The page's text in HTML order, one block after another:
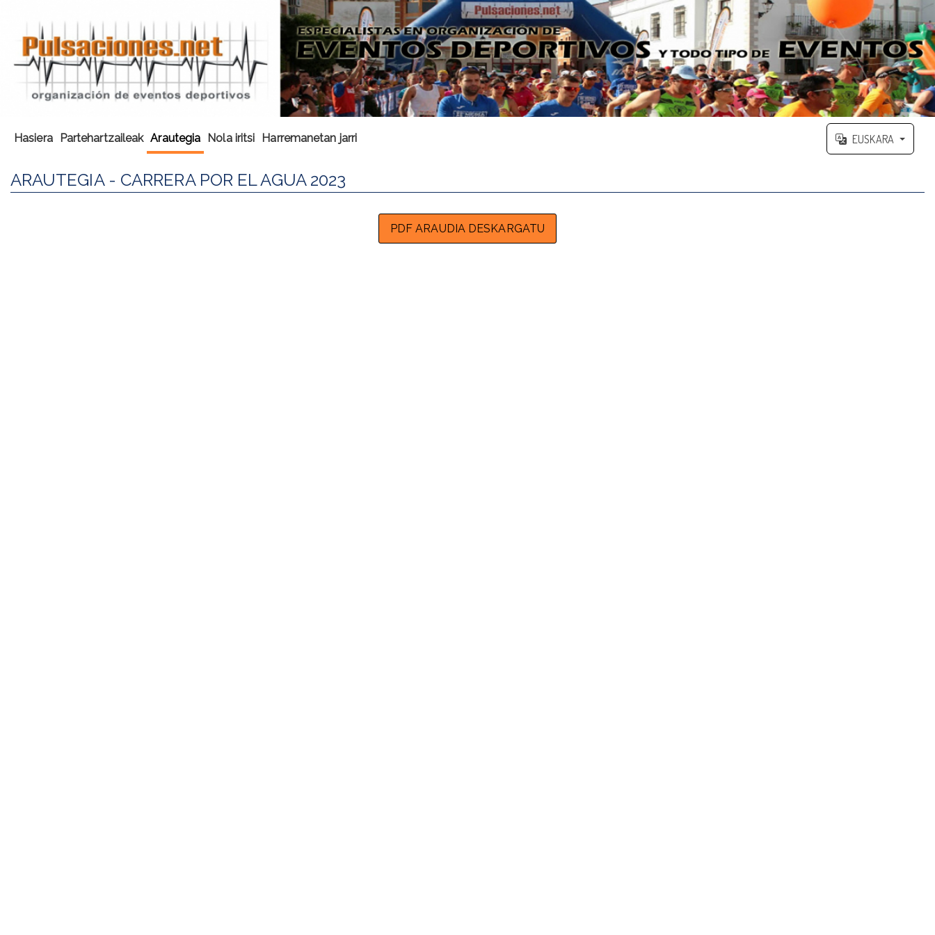
Hasiera Partehartzaileak Arautegia Nola iritsi Harremanetan jarri EUSKARA
ARAUTEGIA - CARRERA POR EL AGUA 2023
PDF ARAUDIA DESKARGATU